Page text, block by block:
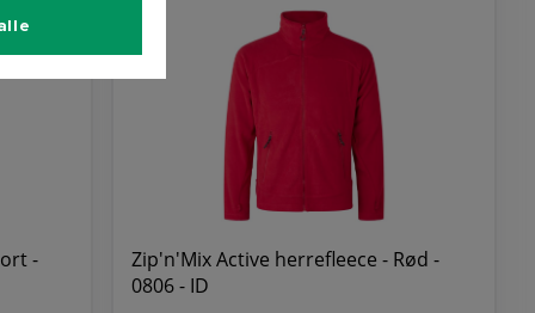
-
Zip'n'Mix Active herrefleece - Rød -
0806 - ID